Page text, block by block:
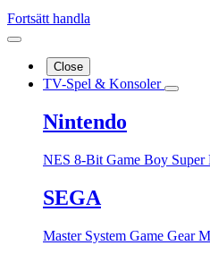
Fortsätt handla
Close
TV-Spel & Konsoler
Nintendo
NES 8-Bit Game Boy Super
SEGA
Master System Game Gear